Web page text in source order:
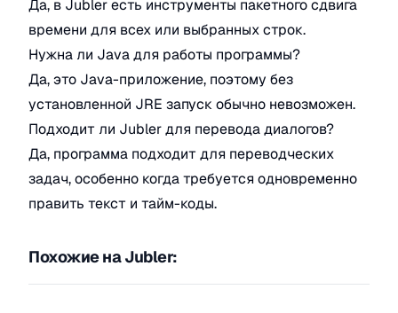
Да, в Jubler есть инструменты пакетного сдвига
времени для всех или выбранных строк.
Нужна ли Java для работы программы?
Да, это Java-приложение, поэтому без
установленной JRE запуск обычно невозможен.
Подходит ли Jubler для перевода диалогов?
Да, программа подходит для переводческих
задач, особенно когда требуется одновременно
править текст и тайм-коды.
Похожие на Jubler: